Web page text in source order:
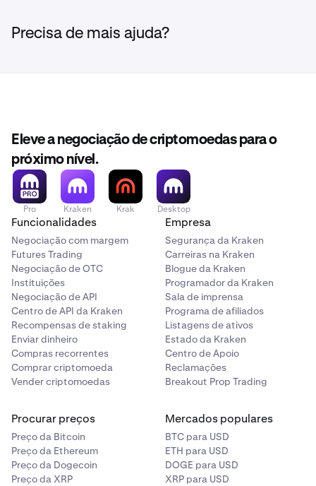
fiável e sem permissão. O token SPACE alimenta esta
rede DePIN baseada em satélite. Saiba mais em
• Negocie SPACE na Kraken
Precisa de mais ajuda?
Eleve a negociação de criptomoedas para o
próximo nível.
Pro Kraken Krak Desktop
Funcionalidades
Negociação com margem
Futures Trading
Negociação de OTC
Instituições
Negociação de API
Centro de API da Kraken
Recompensas de staking
Enviar dinheiro
Compras recorrentes
Comprar criptomoeda
Vender criptomoedas
Empresa
Segurança da Kraken
Carreiras na Kraken
Blogue da Kraken
Programador da Kraken
Sala de imprensa
Programa de afiliados
Listagens de ativos
Estado da Kraken
Centro de Apoio
Reclamações
Breakout Prop Trading
Procurar preços
Preço da Bitcoin
Preço da Ethereum
Preço da Dogecoin
Preço da XRP
Mercados populares
BTC para USD
ETH para USD
DOGE para USD
XRP para USD